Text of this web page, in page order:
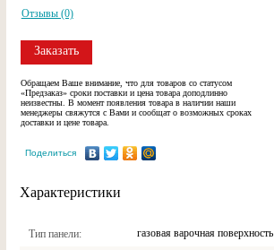
Отзывы (0)
Заказать
Обращаем Ваше внимание, что для товаров со статусом
«Предзаказ» сроки поставки и цена товара доподлинно
неизвестны. В момент появления товара в наличии наши
менеджеры свяжутся с Вами и сообщат о возможных сроках
доставки и цене товара.
Поделиться
Характеристики
Тип панели газовая варочная поверхность